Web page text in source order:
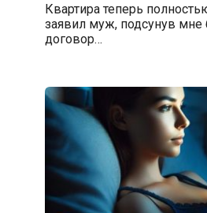
Квартира теперь
заявил муж, подсунув мне
договор…